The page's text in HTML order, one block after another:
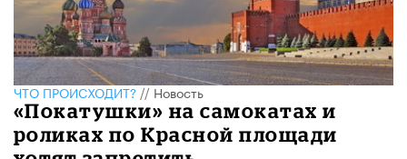
ЧТО ПРОИСХОДИТ?//Новость
«Покатушки» на самокатах и
роликах по Красной площади